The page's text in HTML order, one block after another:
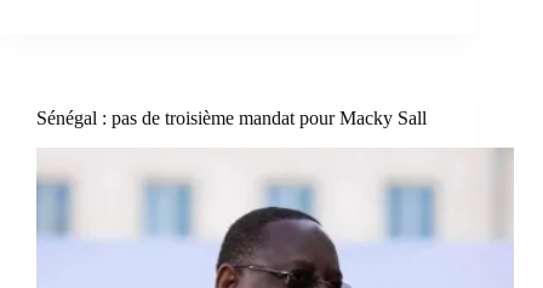
Sénégal : pas de troisième mandat pour Macky Sall